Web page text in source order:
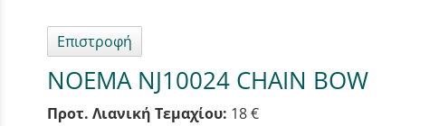
Επιστροφή
NOEMA NJ10024 CHAIN BOW
Προτ. Λιανική Τεμαχίου: 18 €